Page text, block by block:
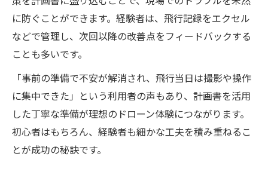
に防ぐことができます。経験者は、飛行記録をエクセル
などで管理し、次回以降の改善点をフィードバックする
ことも多いです。
「事前の準備で不安が解消され、飛行当日は撮影や操作
に集中できた」という利用者の声もあり、計画書を活用
した丁寧な準備が理想のドローン体験につながります。
初心者はもちろん、経験者も細かな工夫を積み重ねるこ
とが成功の秘訣です。